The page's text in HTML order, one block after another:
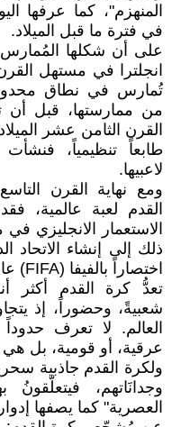
المنهزم"، كما عرفها
في فترة ما قبل الميلاد.
على أن شكلها
انجلترا في مستهل
تُمارس في نطاق
من ممارستها، قبل أن
القرن الثامن عشر
طابعاً تنظيمياً،
لاعبيها.
ومع نهاية القرن
القدم لعبة عالمية،
الاستعمار الانجليزي
ذلك إلى إنشاء الاتحاد
اختصاراً بالفيفا (FIFA) عام 1901م.
تعدُّ كرة القدم أكثر
شعبيةً، وحضوراً، إذ
العالم. لا تعرف
عرقية، أو قومية، بل هي
ولكرة القدم جاذبية
وجدانَاتهم، فيتعلّقونُ
العصرية" كما يصفها